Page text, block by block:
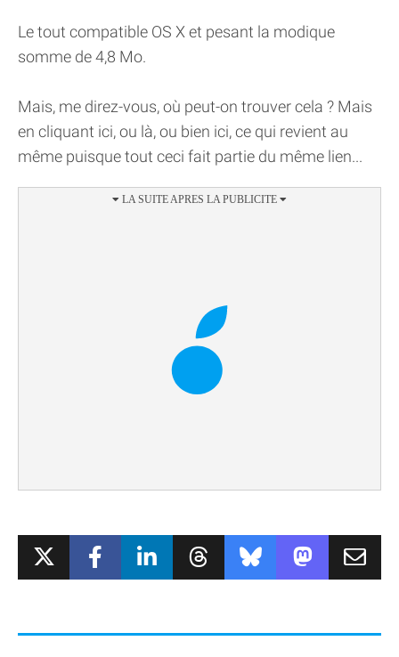
Le tout compatible OS X et pesant la modique
somme de 4,8 Mo.
Mais, me direz-vous, où peut-on trouver cela ? Mais
en cliquant ici, ou là, ou bien ici, ce qui revient au
même puisque tout ceci fait partie du même lien...